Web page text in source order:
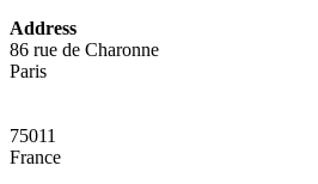
Address
86 rue de Charonne
Paris
75011
France